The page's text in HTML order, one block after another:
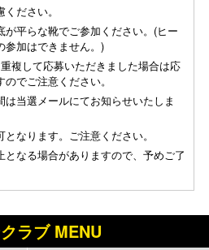
ださい。
が平らな靴でご参加ください。(ヒー
参加はできません。)
複して応募いただきました場合は応
でご注意ください。
は当選メールにてお知らせいたしま
なります。ご注意ください。
となる場合がありますので、予めご了
ラブ MENU